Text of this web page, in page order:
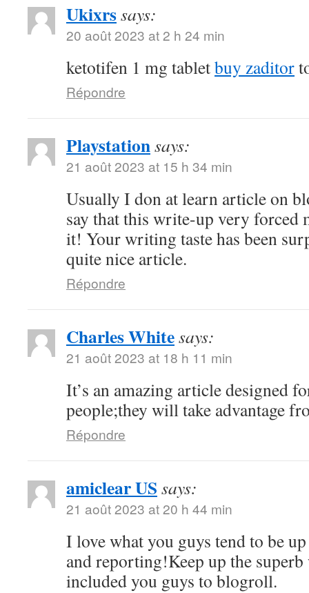
Ukixrssays:
20 août 2023 at 2 h 24 min
ketotifen 1 mg tabletbuy zaditor
Répondre
Playstationsays:
21 août 2023 at 15 h 34 min
Usually I don at learn article on
say that this write-up very forced
it! Your writing taste has been
quite nice article.
Répondre
Charles Whitesays:
21 août 2023 at 18 h 11 min
It’s an amazing article designed
people;they will take advantage
Répondre
amiclear US says:
21 août 2023 at 20 h 44 min
I love what you guys tend to be
and reporting!Keep up the superb
included you guys to blogroll.